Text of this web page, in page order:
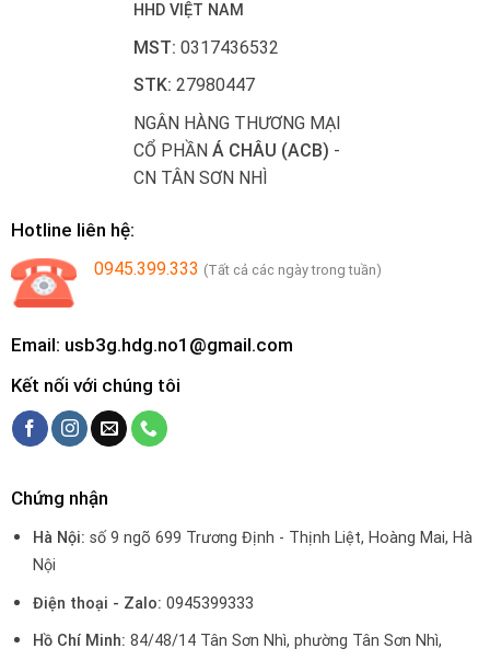
HHD VIỆT NAM
MST: 0317436532
STK: 27980447
NGÂN HÀNG THƯƠNG MẠI
CỔ PHẦN Á CHÂU (ACB) -
CN TÂN SƠN NHÌ
Hotline liên hệ:
0945.399.333 (Tất cả các ngày trong tuần)
Email: usb3g.hdg.no1@gmail.com
Kết nối với chúng tôi
Chứng nhận
Hà Nội:số 9 ngõ 699 Trương Định - Thịnh Liệt, Hoàng Mai, Hà
Nội
Điện thoại - Zalo: 0945399333
Hồ Chí Minh: 84/48/14 Tân Sơn Nhì, phường Tân Sơn Nhì,